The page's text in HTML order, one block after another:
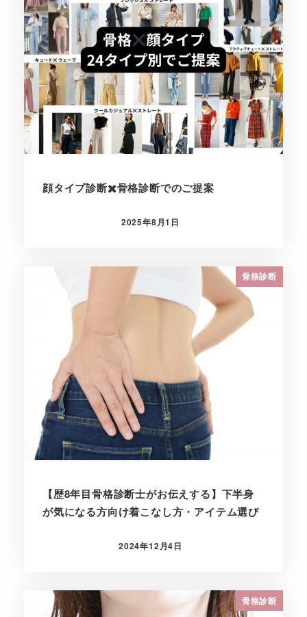
顔タイプ診断✖️骨格診断でのご提案
投稿日
2025年8月1日
骨格診断
【歴8年目骨格診断士がお伝えする】下半身
が気になる方向け着こなし方・アイテム選び
投稿日
2024年12月4日
骨格診断